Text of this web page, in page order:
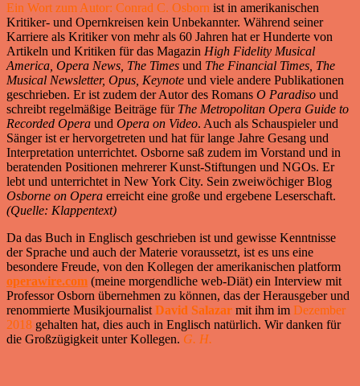
Ein Wort zum Autor: Conrad C. Osborn ist in amerikanischen
Kritiker- und Opernkreisen kein Unbekannter. Während seiner
Karriere als Kritiker von mehr als 60 Jahren hat er Hunderte von
Artikeln und Kritiken für das Magazin High Fidelity Musical
America, Opera News, The Times und The Financial Times, The
Musical Newsletter, Opus, Keynote und viele andere Publikationen
geschrieben. Er ist zudem der Autor des Romans O Paradiso und
schreibt regelmäßige Beiträge für The Metropolitan Opera Guide to
Recorded Opera und Opera on Video. Auch als Schauspieler und
Sänger ist er hervorgetreten und hat für lange Jahre Gesang und
Interpretation unterrichtet. Osborne saß zudem im Vorstand und in
beratenden Positionen mehrerer Kunst-Stiftungen und NGOs. Er
lebt und unterrichtet in New York City. Sein zweiwöchiger Blog
Osborne on Opera erreicht eine große und ergebene Leserschaft.
(Quelle: Klappentext)
Da das Buch in Englisch geschrieben ist und gewisse Kenntnisse
der Sprache und auch der Materie voraussetzt, ist es uns eine
besondere Freude, von den Kollegen der amerikanischen platform
operawire.com (meine morgendliche web-Diät) ein Interview mit
Professor Osborn übernehmen zu können, das der Herausgeber und
renommierte Musikjournalist David Salazar mit ihm im Dezember
2018 gehalten hat, dies auch in Englisch natürlich. Wir danken für
die Großzügigkeit unter Kollegen. G. H.